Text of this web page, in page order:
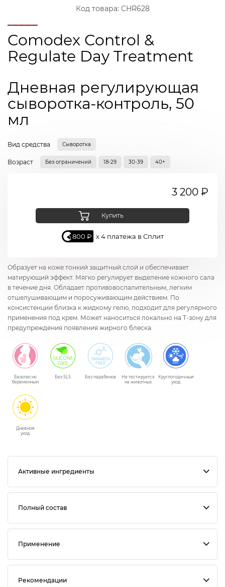
Код товара: CHR628
Comodex Control &
Regulate Day Treatment
Дневная регулирующая
сыворотка-контроль, 50
мл
Вид средства Сыворотка
Возраст Без ограничений 18-29 30-39 40+
3 200 ₽
Купить
800 ₽ x 4 платежа в Сплит
Образует на коже тонкий защитный слой и обеспечивает
матирующий эффект. Мягко регулирует выделение кожного сала
в течение дня. Обладает противовоспалительным, легким
отшелушивающим и поросуживающим действием. По
консистенции близка к жидкому гелю, подходит для регулярного
применения под крем. Может наноситься локально на Т-зону для
предупреждения появления жирного блеска.
Безопасно
беременным
Без SLS Без парабенов
Не тестируется
на животных
Круглогодичный
уход
Дневной
уход
Активные ингредиенты
Полный состав
Применение
Рекомендации